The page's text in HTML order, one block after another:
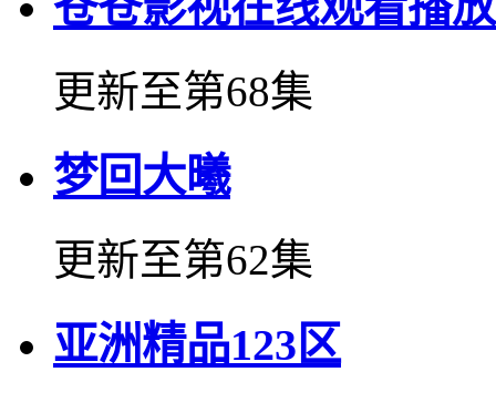
更新至第68集
梦回大曦
更新至第62集
亚洲精品123区